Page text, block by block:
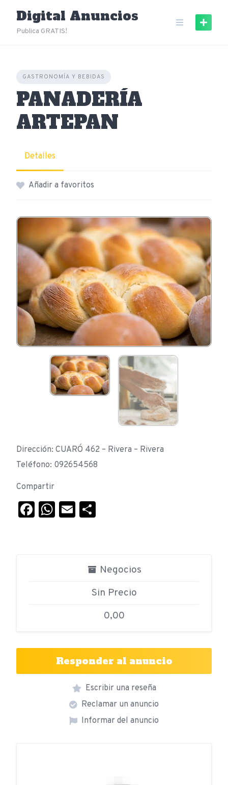
content
Digital Anuncios
Publica GRATIS!
GASTRONOMÍA Y BEBIDAS
PANADERÍA
ARTEPAN
Detalles
Añadir a favoritos
Dirección: CUARÓ 462 – Rivera – Rivera
Teléfono: 092654568
Compartir
Facebook
WhatsApp
Email
Negocios
Sin Precio
0,00
Responder al anuncio
Escribir una reseña
Reclamar un anuncio
Informar del anuncio